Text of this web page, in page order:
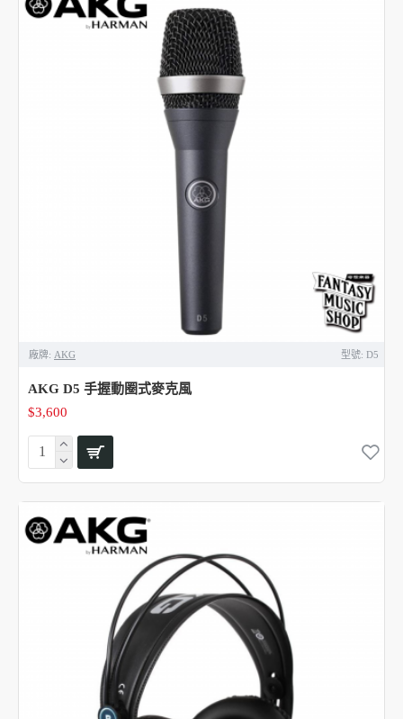
廠牌: AKG 型號: D5
AKG D5 手握動圈式麥克風
$3,600